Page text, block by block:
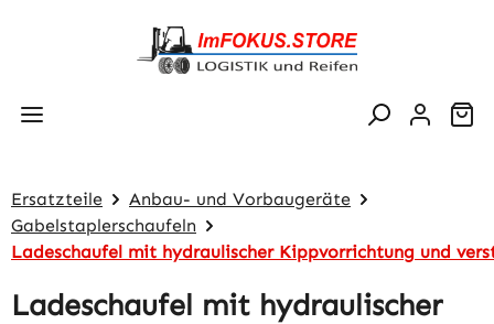
Zum Hauptinhalt springen
Ersatzteile
Anbau- und Vorbaugeräte
Gabelstaplerschaufeln
Ladeschaufel mit hydraulischer Kippvorrichtung und
Ladeschaufel mit hydraulischer